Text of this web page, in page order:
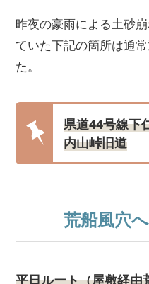
昨夜の豪雨による土砂
ていた下記の箇所は通
た。
県道44号線下
内山峠旧道
荒船風穴
平日ルート（屋敷経由